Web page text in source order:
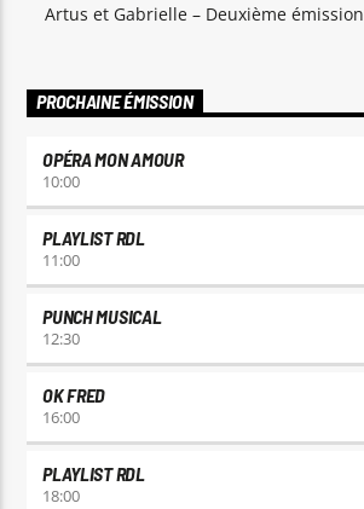
Artus et Gabrielle – Deuxième émission
PROCHAINE ÉMISSION
OPÉRA MON AMOUR
10:00
PLAYLIST RDL
11:00
PUNCH MUSICAL
12:30
OK FRED
16:00
PLAYLIST RDL
18:00